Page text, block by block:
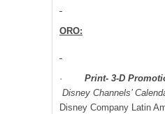
ORO:
· Print- 3-D
Disney Channels’
Disney Company Latin